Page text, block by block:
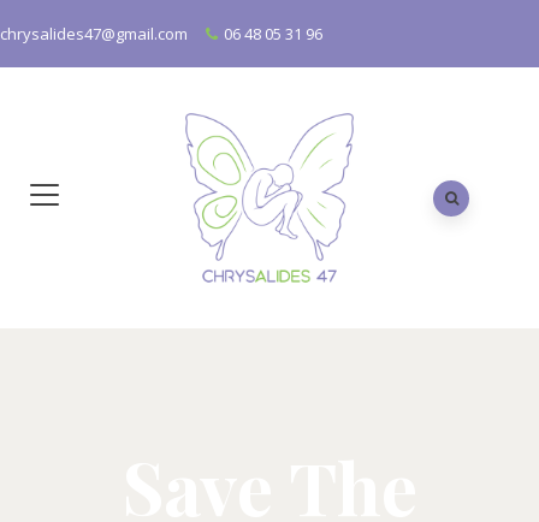
chrysalides47@gmail.com 06 48 05 31 96